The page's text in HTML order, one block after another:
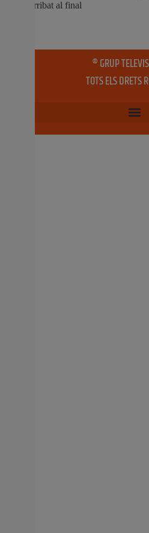
convocatoria d’enguany del
No hi ha